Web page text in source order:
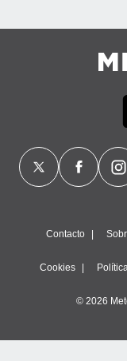
Contacto
Cookies
© 2026